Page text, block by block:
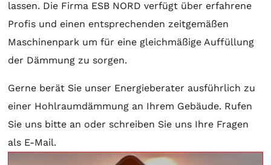
lassen. Die Firma ESB NORD verfügt über erfahrene
Profis und einen entsprechenden zeitgemäßen
Maschinenpark um für eine gleichmäßige Auffüllung
der Dämmung zu sorgen.
Gerne berät Sie unser Energieberater ausführlich zu
einer Hohlraumdämmung an Ihrem Gebäude. Rufen
Sie uns bitte an oder schreiben Sie uns Ihre Fragen
als E-Mail.